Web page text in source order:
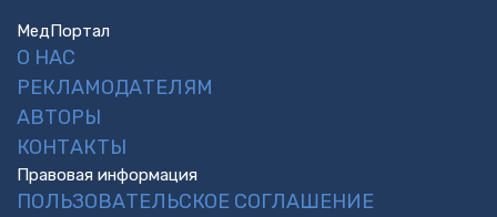
МедПортал
О НАС
РЕКЛАМОДАТЕЛЯМ
АВТОРЫ
КОНТАКТЫ
Правовая информация
ПОЛЬЗОВАТЕЛЬСКОЕ СОГЛАШЕНИЕ